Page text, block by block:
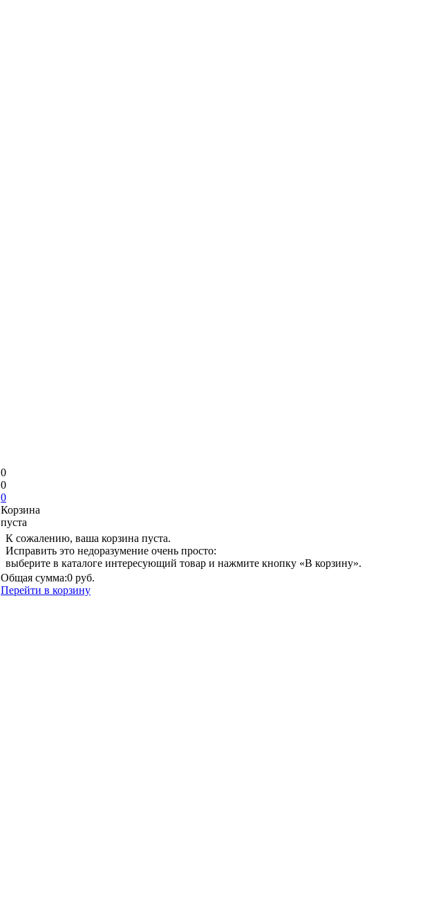
0
0
0
Корзина
пуста
К сожалению, ваша корзина пуста.
Исправить это недоразумение очень просто:
выберите в каталоге интересующий товар и нажмите кнопку «В корзину».
Общая сумма:0 руб.
Перейти в корзину